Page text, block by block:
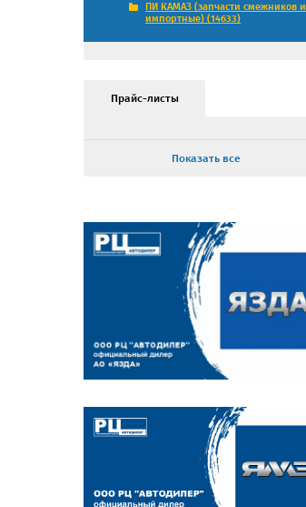
ПИ КАМАЗ (запчасти смежников и
импортные) (14633)
Прайс-листы
Показать все